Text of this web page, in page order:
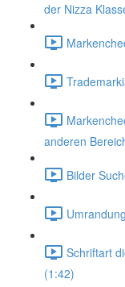
der Nizza
anderen
Bilder
Schriftart
(1:42)